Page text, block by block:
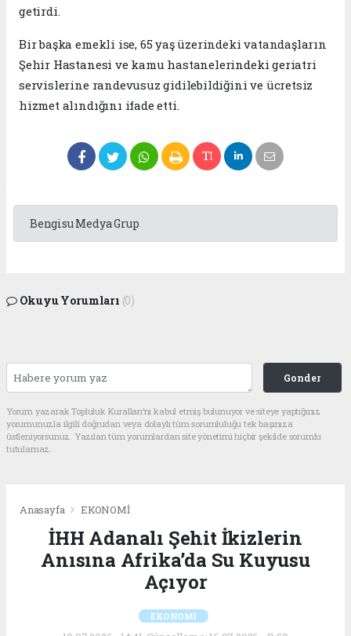
getirdi.
Bir başka emekli ise, 65 yaş üzerindeki vatandaşların
Şehir Hastanesi ve kamu hastanelerindeki geriatri
servislerine randevusuz gidilebildiğini ve ücretsiz
hizmet alındığını ifade etti.
Bengisu Medya Grup
Okuyu Yorumları (0)
Gonder
Yorum yazarak Topluluk Kuralları’nı kabul etmiş bulunuyor ve siteye yaptığınız
yorumunuzla ilgili doğrudan veya dolaylı tüm sorumluluğu tek başınıza
üstleniyorsunuz. Yazılan tüm yorumlardan site yönetimi hiçbir şekilde sorumlu
tutulamaz.
Anasayfa EKONOMİ
İHH Adanalı Şehit İkizlerin
Anısına Afrika’da Su Kuyusu
Açıyor
EKONOMİ